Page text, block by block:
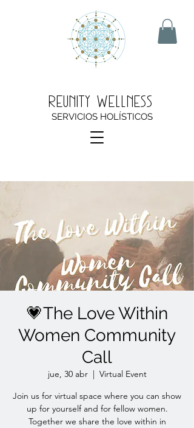
Reunity Wellness
SERVICIOS HOLÍSTICOS
💗The Love Within
Women Community
Call
jue, 30 abr
  |
Virtual Event
Join us for virtual space where you can show
up for yourself and for fellow women.
Together we share the love within in